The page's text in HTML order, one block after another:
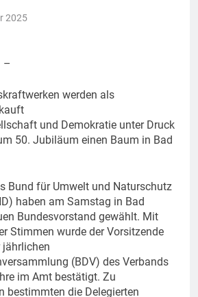
2025
–
werden als
und Demokratie unter Druck
50. Jubiläum einen Baum in Bad
Bund für Umwelt und Naturschutz
haben am Samstag in Bad
Bundesvorstand gewählt. Mit
Stimmen wurde der Vorsitzende
jährlichen
(BDV) des Verbands
im Amt bestätigt. Zu
bestimmten die Delegierten